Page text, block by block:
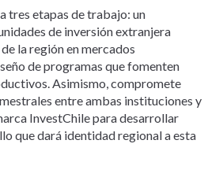
tres etapas de trabajo: un
de inversión extranjera
la región en mercados
de programas que fomenten
Asimismo, compromete
entre ambas instituciones y
InvestChile para desarrollar
que dará identidad regional a esta